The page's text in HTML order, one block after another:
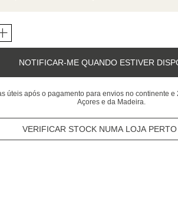
NOTIFICAR-ME QUANDO ESTIVER
úteis após o pagamento para envios no continente
Açores e da Madeira.
VERIFICAR STOCK NUMA LOJA